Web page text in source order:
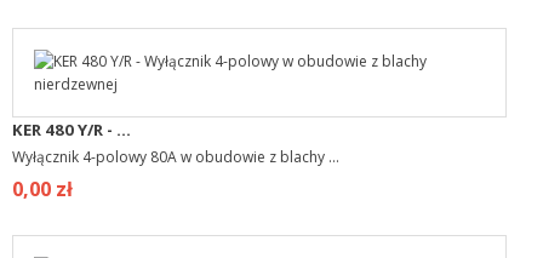
KER 480 Y/R - ...
Wyłącznik 4-polowy 80A w obudowie z blachy ...
0,00 zł